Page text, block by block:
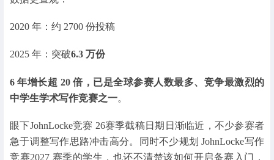
2020 年：约 2700 份投稿
2025 年：突破6.3 万份
6 年增长超 20 倍，已是全球参赛人数最多、竞争最激烈的
中学生学术写作竞赛之一。
眼下JohnLocke竞赛 26赛季截稿日期日渐临近，不少参赛者
急于调整写作思路冲击高分。同时不少规划 JohnLocke写作
竞赛2027 赛季的学生，也还不清楚该如何开启备赛入门，